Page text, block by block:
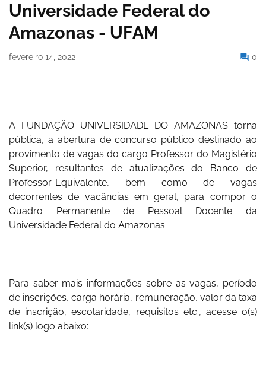
Universidade Federal do
Amazonas - UFAM
fevereiro 14, 2022 0
A FUNDAÇÃO UNIVERSIDADE DO AMAZONAS torna
pública, a abertura de concurso público destinado ao
provimento de vagas do cargo Professor do Magistério
Superior, resultantes de atualizações do Banco de
Professor-Equivalente, bem como de vagas
decorrentes de vacâncias em geral, para compor o
Quadro Permanente de Pessoal Docente da
Universidade Federal do Amazonas.
Para saber mais informações sobre as vagas, período
de inscrições, carga horária, remuneração, valor da taxa
de inscrição, escolaridade, requisitos etc., acesse o(s)
link(s) logo abaixo: